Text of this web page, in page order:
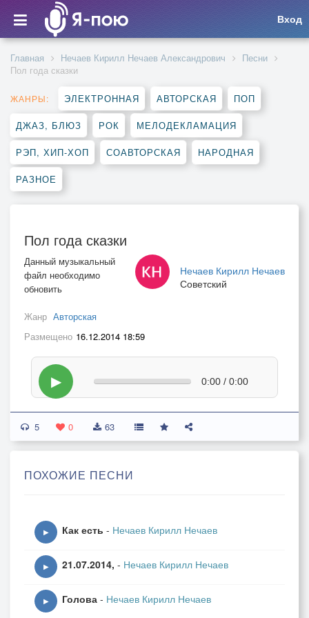
Вход
Главная Нечаев Кирилл Нечаев Александрович
Песни
Пол года сказки
ЖАНРЫ: ЭЛЕКТРОННАЯ АВТОРСКАЯ ПОП
ДЖАЗ, БЛЮЗ РОК МЕЛОДЕКЛАМАЦИЯ
РЭП, ХИП-ХОП СОАВТОРСКАЯ НАРОДНАЯ
РАЗНОЕ
Пол года сказки
Нечаев Кирилл Нечаев
Советский
Данный музыкальный
файл необходимо
обновить
Жанр Авторская
Размещено 16.12.2014 18:59
▶ 0:00 / 0:00
5 0 63
ПОХОЖИЕ ПЕСНИ
▶ Как есть - Нечаев Кирилл Нечаев
▶ 21.07.2014, - Нечаев Кирилл Нечаев
▶ Голова - Нечаев Кирилл Нечаев